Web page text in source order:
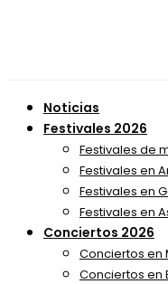
Noticias
Festivales 2026
Festivales de
Festivales en
Festivales en
Festivales en
Conciertos 2026
Conciertos en
Conciertos en